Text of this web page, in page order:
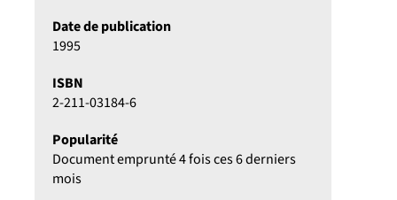
Date de publication
1995
ISBN
2-211-03184-6
Popularité
Document emprunté 4 fois ces 6 derniers
mois